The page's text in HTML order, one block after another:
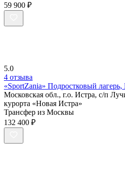
59 900 ₽
5.0
4 отзыва
«SportZania» Подростковый лагерь,
Московская обл., г.о. Истра, с/п
курорта «Новая Истра»
Трансфер из Москвы
132 400 ₽